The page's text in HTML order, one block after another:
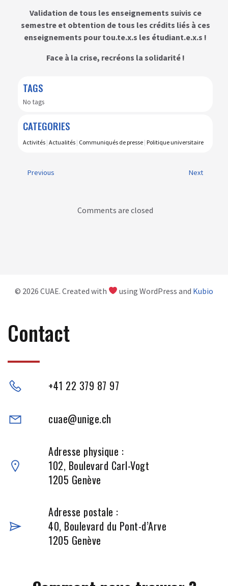
Validation de tous les enseignements suivis ce
semestre et obtention de tous les crédits liés à ces
enseignements pour tou.te.x.s les étudiant.e.x.s !
Face à la crise, recréons la solidarité !
TAGS
No tags
CATEGORIES
Activités | Actualités | Communiqués de presse | Politique universitaire
Previous Next
Comments are closed
© 2026 CUAE. Created with using WordPress and Kubio
Contact
+41 22 379 87 97
cuae@unige.ch
Adresse physique :
102, Boulevard Carl-Vogt
1205 Genève
Adresse postale :
40, Boulevard du Pont-d’Arve
1205 Genève